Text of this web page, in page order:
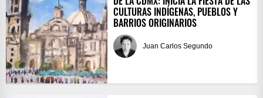
CULTURAS INDÍGENAS, PUEBLOS Y
BARRIOS ORIGINARIOS
Juan Carlos Segundo